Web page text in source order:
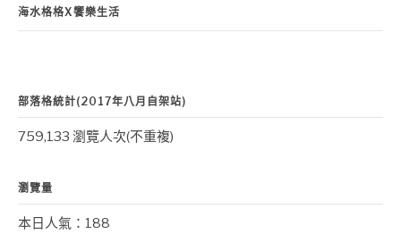
海水格格X饗樂生活
部落格統計(2017年八月自架站)
759,133 瀏覽人次(不重複)
瀏覽量
本日人氣：188